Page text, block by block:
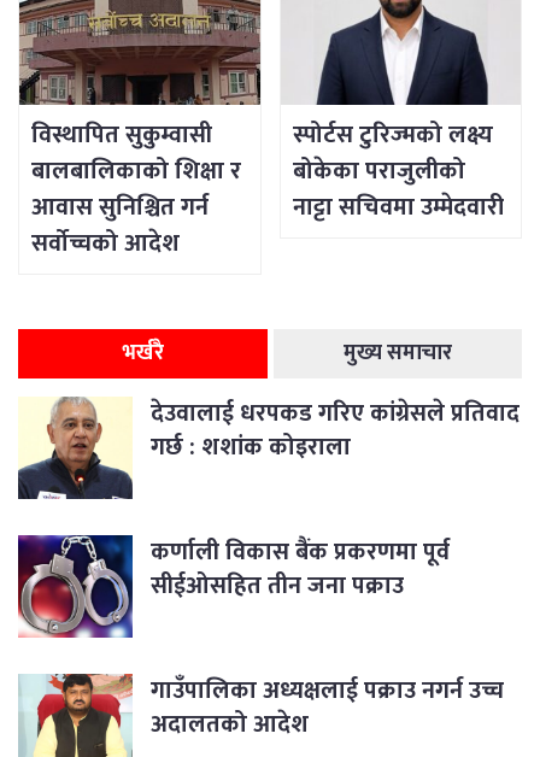
विस्थापित सुकुम्वासी
बालबालिकाको शिक्षा र
आवास सुनिश्चित गर्न
सर्वोच्चको आदेश
स्पोर्टस टुरिज्मको लक्ष्य
बोकेका पराजुलीको
नाट्टा सचिवमा उम्मेदवारी
भर्खरै मुख्य समाचार
देउवालाई धरपकड गरिए कांग्रेसले प्रतिवाद
गर्छ : शशांक कोइराला
कर्णाली विकास बैंक प्रकरणमा पूर्व
सीईओसहित तीन जना पक्राउ
गाउँपालिका अध्यक्षलाई पक्राउ नगर्न उच्च
अदालतको आदेश